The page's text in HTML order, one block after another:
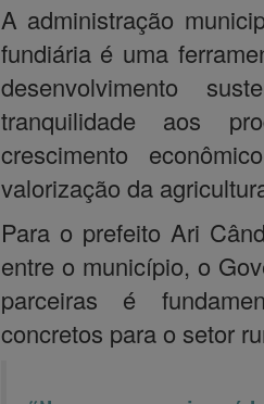
A administração
fundiária é uma
desenvolvimento
tranquilidade aos
crescimento
valorização da
Para o prefeito Ari
entre o município, o
parceiras é
concretos para o setor